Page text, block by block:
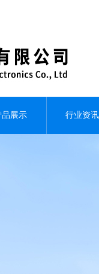
品展示 行业资讯